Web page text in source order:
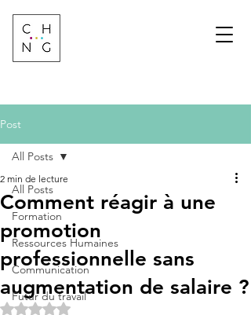
Post
All Posts
Formation
Ressources Humaines
Communication
Futur du travail
All Posts
Comment réagir à une
promotion
professionnelle sans
augmentation de salaire ?
2 min de lecture
Noté NaN étoiles sur 5.